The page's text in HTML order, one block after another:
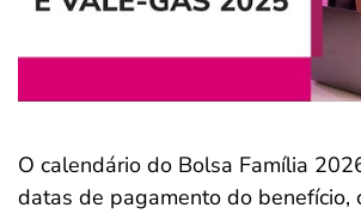
O calendário do Bolsa Família
datas de pagamento do benefício,